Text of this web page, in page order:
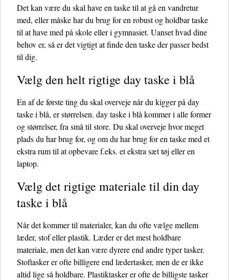
Det kan være du skal have en taske til at gå en vandretur
med, eller måske har du brug for en robust og holdbar taske
til at have med på skole eller i gymnasiet. Uanset hvad dine
behov er, så er det vigtigt at finde den taske der passer bedst
til dig.
Vælg den helt rigtige day taske i blå
En af de første ting du skal overveje når du kigger på day
taske i blå, er størrelsen. day taske i blå kommer i alle former
og størrelser, fra små til store. Du skal overveje hvor meget
plads du har brug for, og om du har brug for en taske med et
ekstra rum til at opbevare f.eks. et ekstra sæt tøj eller en
laptop.
Vælg det rigtige materiale til din day
taske i blå
Når det kommer til materialer, kan du ofte vælge mellem
læder, stof eller plastik. Læder er det mest holdbare
materiale, men det kan være dyrere end andre typer tasker.
Stoftasker er ofte billigere end lædertasker, men de er ikke
altid lige så holdbare. Plastiktasker er ofte de billigste tasker